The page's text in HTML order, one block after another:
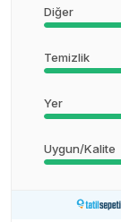
Diğer
Temizlik
Yer
Uygun/Kalite